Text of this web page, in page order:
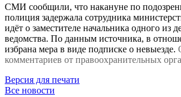
СМИ сообщили, что накануне по
полиция задержала сотрудника
идёт о заместителе начальника одного из
ведомства. По данным источника, в
избрана мера в виде подписке о невыезде.
комментариев от правоохранительных
Версия для печати
Все новости